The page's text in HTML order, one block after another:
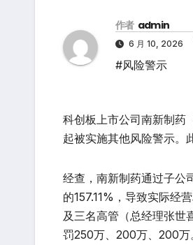
作者 admin
6 月 10, 2026
#风险警示
科创板上市公司南新制药
起被实施其他风险警示。
经查，南新制药通过子公
的157.11%，导致实际经
及三名高管（总经理张世
罚250万、200万、200万